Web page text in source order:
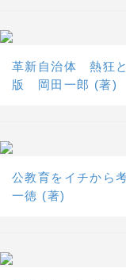
革新自治体 熱狂
版 岡田一郎 (著)
公教育をイチから
一徳 (著)